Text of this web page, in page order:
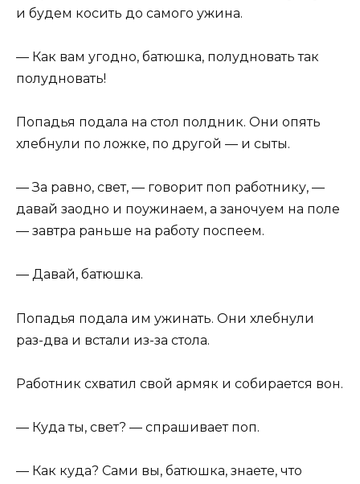
и будем косить до самого ужина.
— Как вам угодно, батюшка, полудновать так
полудновать!
Попадья подала на стол полдник. Они опять
хлебнули по ложке, по другой — и сыты.
— За равно, свет, — говорит поп работнику, —
давай заодно и поужинаем, а заночуем на поле
— завтра раньше на работу поспеем.
— Давай, батюшка.
Попадья подала им ужинать. Они хлебнули
раз-два и встали из-за стола.
Работник схватил свой армяк и собирается вон.
— Куда ты, свет? — спрашивает поп.
— Как куда? Сами вы, батюшка, знаете, что